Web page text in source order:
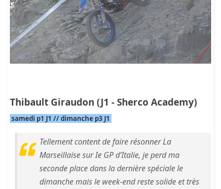
Thibault Giraudon (J1 - Sherco Academy)
samedi p1 J1 // dimanche p3 J1
Tellement content de faire résonner La
Marseillaise sur Ie GP d’Italie, je perd ma
seconde place dans la dernière spéciale le
dimanche mais le week-end reste solide et très